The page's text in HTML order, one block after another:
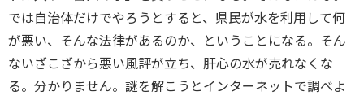
では自治体だけでやろうとすると、県民が水を利用して何
が悪い、そんな法律があるのか、ということになる。そん
ないざこざから悪い風評が立ち、肝心の水が売れなくな
る。分かりません。謎を解こうとインターネットで調べよ